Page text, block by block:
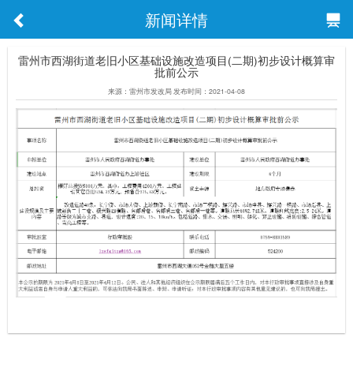
新闻详情
雷州市西湖街道老旧小区基础设施改造项目(二期)初步设计概算审
批前公示
来源：雷州市发改局 发布时间：2021-04-08